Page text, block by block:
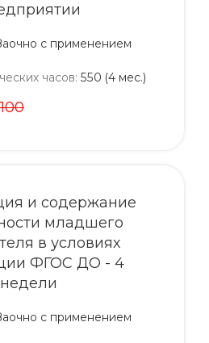
с применением
часов: 550 (4 мес.)
и содержание
младшего
в условиях
ФГОС ДО - 4
недели
с применением